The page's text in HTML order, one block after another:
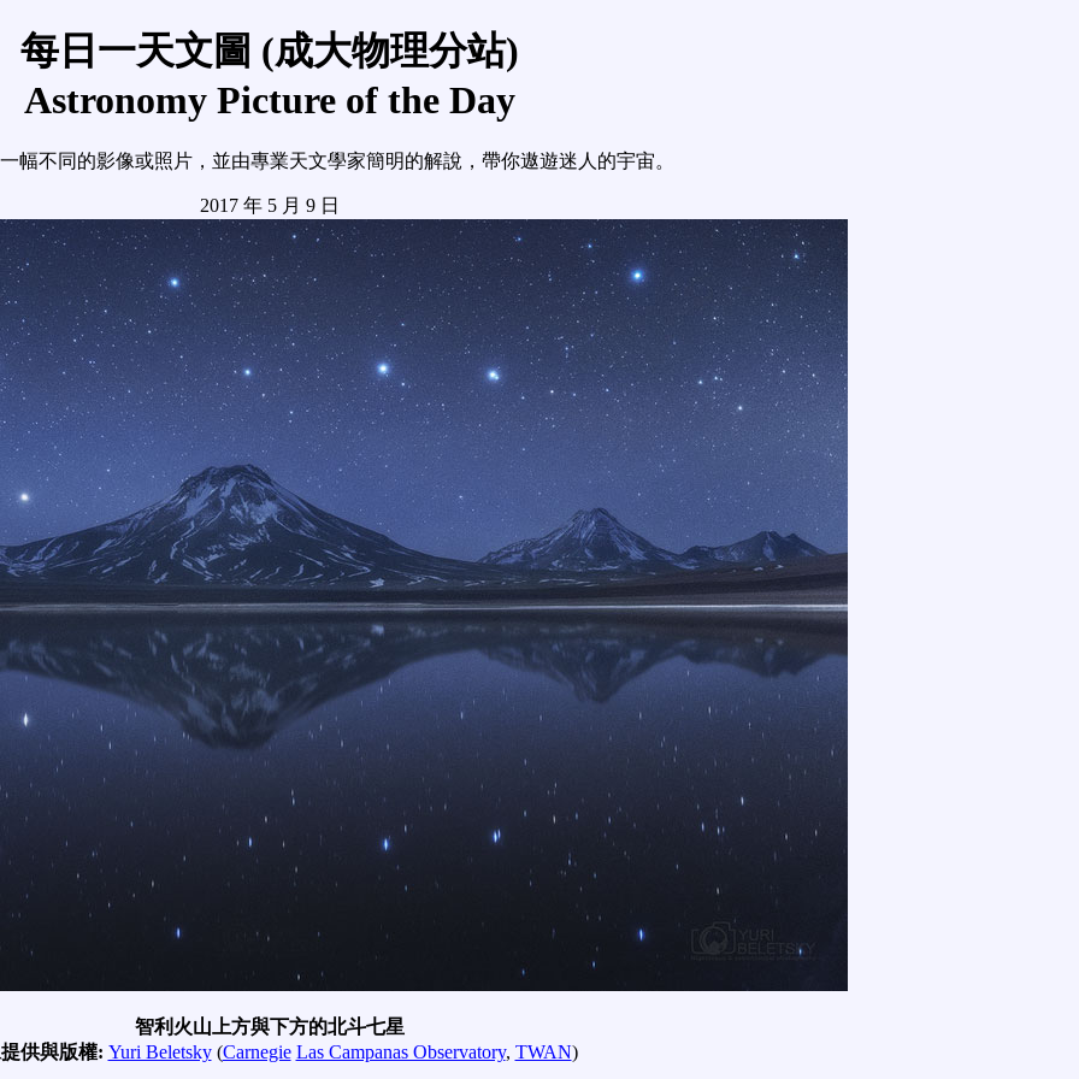
每日一天文圖 (成大物理分站)
Astronomy Picture of the Day
幅不同的影像或照片，並由專業天文學家簡明的解說，帶你遨遊迷人的宇宙。
2017 年 5 月 9 日
智利火山上方與下方的北斗七星
供與版權: Yuri Beletsky(Carnegie Las Campanas Observatory, TWAN)